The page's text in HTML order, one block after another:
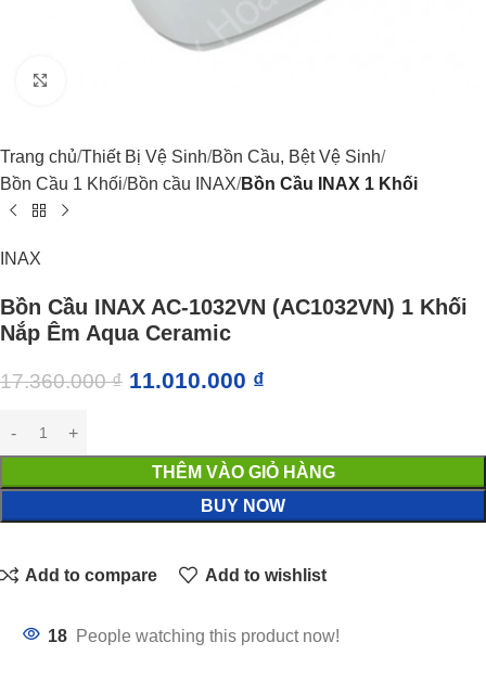
Trang chủ Thiết Bị Vệ Sinh Bồn Cầu, Bệt Vệ Sinh
Bồn Cầu 1 Khối Bồn cầu INAX Bồn Cầu INAX 1 Khối
INAX
Bồn Cầu INAX AC-1032VN (AC1032VN) 1 Khối
Nắp Êm Aqua Ceramic
17.360.000₫ 11.010.000 ₫
THÊM VÀO GIỎ HÀNG
BUY NOW
Add to compare Add to wishlist
18 People watching this product now!